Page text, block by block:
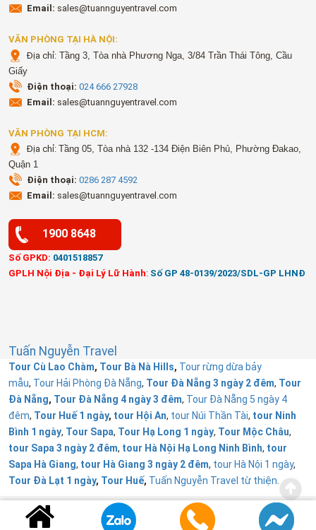
Email: sales@tuannguyentravel.com
VĂN PHÒNG TẠI HÀ NỘI:
Địa chỉ: Tầng 3, Tòa nhà Phương Nga, 3/84 Trần Thái Tông, Cầu
Giấy
Điện thoại: 024 666 27928
Email: sales@tuannguyentravel.com
VĂN PHÒNG TẠI HCM:
Địa chỉ:Tầng 05, Tòa nhà 132 -134 Điện Biên Phủ, Phường Đakao,
Quận 1
Điện thoại: 0286 287 4592
Email: sales@tuannguyentravel.com
1900 8648
Số GPKD: 0401518857
GPLH Nội Địa - Đại Lý Lữ Hành: Số GP 48-0139/2023/SDL-GP LHNĐ
Tuấn Nguyễn Travel
Tour Cù Lao Chàm, Tour Bà Nà Hills, Tour rừng dừa bảy
mẫu, Tour Hải Phòng Đà Nẵng, Tour Đà Nẵng 3 ngày 2 đêm, Tour
Đà Nẵng, Tour Đà Nẵng 4 ngày 3 đêm, Tour Đà Nẵng 5 ngày 4
đêm, Tour Huế 1 ngày, tour Hội An, tour Núi Thần Tài, tour Ninh
Bình 1 ngày, Tour Sapa, Tour Hạ Long 1 ngày, Tour Mộc Châu,
tour Sapa 3 ngày 2 đêm, tour Hà Nội Hạ Long Ninh Bình, tour
Sapa Hà Giang, tour Hà Giang 3 ngày 2 đêm, tour Hà Nội 1 ngày,
Tour Đà Lạt 1 ngày, Tour Huế, Tuấn Nguyễn Travel từ thiện
Copyright @ 1992 - 2026 Tuấn Nguyễn Travel. All right reserved.